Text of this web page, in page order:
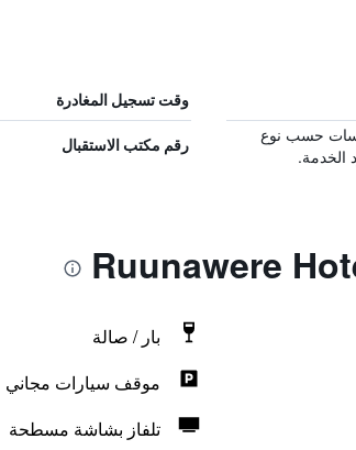
وقت تسجيل المغادرة
حسب نوع
الخدمة.
رقم مكتب الاستقبال
بار / صالة
موقف سيارات مجاني
تلفاز بشاشة مسطحة